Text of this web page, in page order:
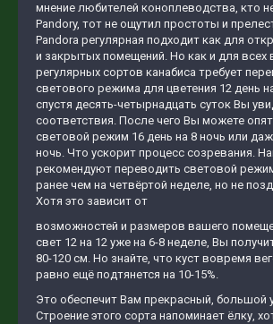
мнение любителей коноплеводства, кто
Pandory, тот не ощутил простоты и
Pandora регулярная подходит как для
и закрытых помещений. Но как и для всех
регулярных сортов канабиса требует
светового режима для цветения 12 день
спустя десять-четырнадцать суток Вы
соответствия. После чего Вы можете
световой режим 16 день на 8 ночь или
ночь. Что ускорит процесс созревания.
рекомендуют переводить световой
ранее чем на четвёртой неделе, но не
Хотя это зависит от
возможностей и размеров вашего
свет 12 на 12 уже на 6-8 неделе, Вы
80-120 см. Но знайте, что куст вовремя
равно ещё подтянется на 10-15%.
Это обеспечит Вам прекрасный, большой
Строение этого сорта напоминает ёлку,